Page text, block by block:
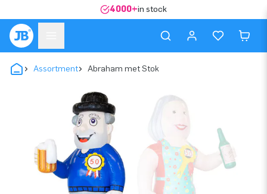
4000+in stock
Assortment Abraham met Stok